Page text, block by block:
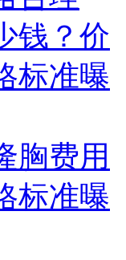
钱？价
标准曝
胸费用
标准曝